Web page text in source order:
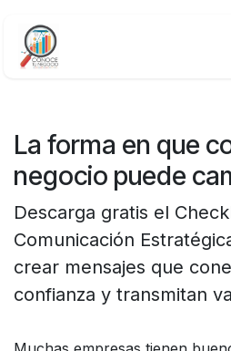
La forma en que
negocio puede
Descarga gratis el
Comunicación
crear mensajes que
confianza y transmitan